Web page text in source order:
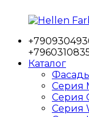
Перейти
содержимому
Hellen
Farben
Фабрика
мебельных
фасадов
Каталог
Серия
Серия
Серия